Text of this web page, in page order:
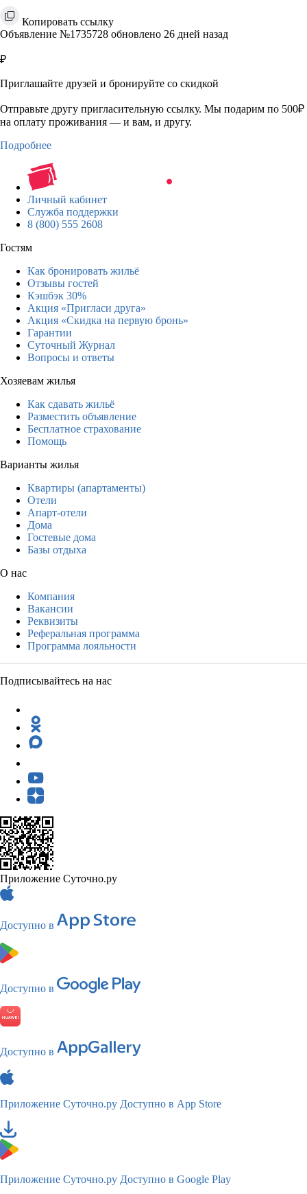
Копировать ссылку
Объявление №1735728 обновлено 26 дней назад
₽
Приглашайте друзей и бронируйте со скидкой
Отправьте другу пригласительную ссылку. Мы подарим по 500₽
на оплату проживания — и вам, и другу.
Подробнее
Личный кабинет
Служба поддержки
8 (800) 555 2608
Гостям
Как бронировать жильё
Отзывы гостей
Кэшбэк 30%
Акция «Пригласи друга»
Акция «Скидка на первую бронь»
Гарантии
Суточный Журнал
Вопросы и ответы
Хозяевам жилья
Как сдавать жильё
Разместить объявление
Бесплатное страхование
Помощь
Варианты жилья
Квартиры (апартаменты)
Отели
Апарт-отели
Дома
Гостевые дома
Базы отдыха
О нас
Компания
Вакансии
Реквизиты
Реферальная программа
Программа лояльности
Подписывайтесь на нас
Приложение Суточно.ру
Доступно в
Доступно в
Доступно в
Приложение Суточно.ру Доступно в App Store
Приложение Суточно.ру Доступно в Google Play